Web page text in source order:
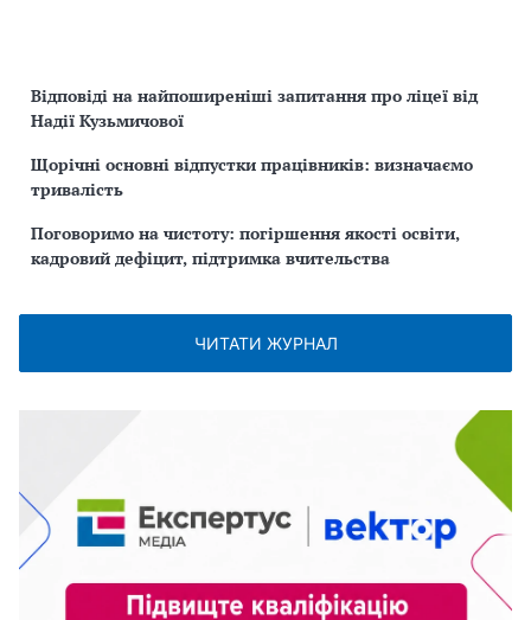
Відповіді на найпоширеніші запитання про ліцеї від
Надії Кузьмичової
Щорічні основні відпустки працівників: визначаємо
тривалість
Поговоримо на чистоту: погіршення якості освіти,
кадровий дефіцит, підтримка вчительства
ЧИТАТИ ЖУРНАЛ